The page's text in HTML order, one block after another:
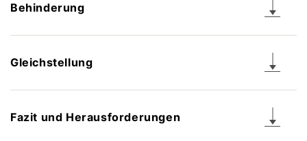
Behinderung
Gleichstellung
Fazit und Herausforderungen